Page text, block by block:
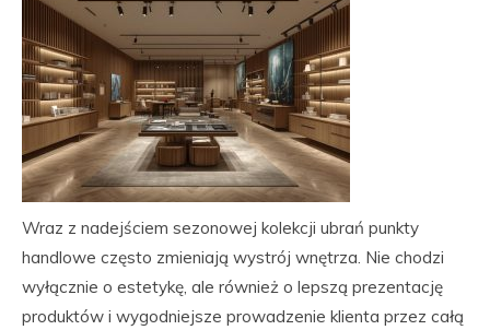
Wraz z nadejściem sezonowej kolekcji ubrań punkty
handlowe często zmieniają wystrój wnętrza. Nie chodzi
wyłącznie o estetykę, ale również o lepszą prezentację
produktów i wygodniejsze prowadzenie klienta przez całą